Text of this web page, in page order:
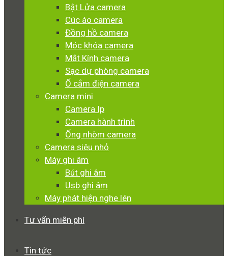
Bật Lửa camera
Cúc áo camera
Đồng hồ camera
Móc khóa camera
Mắt Kính camera
Sạc dự phòng camera
Ổ cắm điện camera
Camera mini
Camera Ip
Camera hành trình
Ống nhòm camera
Camera siêu nhỏ
Máy ghi âm
Bút ghi âm
Usb ghi âm
Máy phát hiện nghe lén
Tư vấn miễn phí
Tin tức